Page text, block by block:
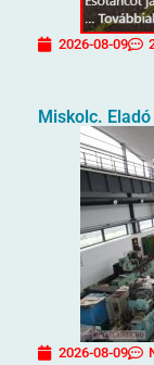
2026-08-09
Miskolc.
2026-08-09